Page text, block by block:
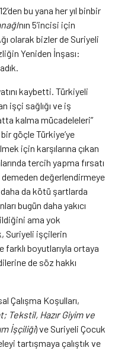
bu yana her yıl binbir
‘nın 5’incisi için
olarak bizler de Suriyeli
Yeniden İnşası:
kaybetti. Türkiyeli
işçi sağlığı ve iş
kalma mücadeleleri”
göçle Türkiye’ye
için karşılarına çıkan
tercih yapma fırsatı
demeden değerlendirmeye
da kötü şartlarda
bugün daha yakıcı
ama yok
Suriyeli işçilerin
farklı boyutlarıyla ortaya
de söz hakkı
Çalışma Koşulları,
Tekstil, Hazır Giyim ve
İşçiliği) ve Suriyeli Çocuk
tartışmaya çalıştık ve